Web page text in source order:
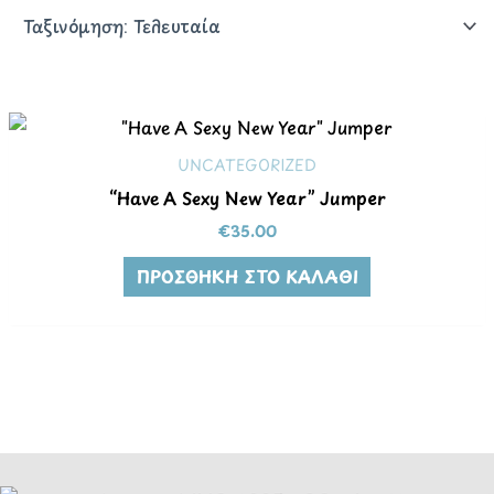
UNCATEGORIZED
“Have A Sexy New Year” Jumper
€35.00
ΠΡΟΣΘΉΚΗ ΣΤΟ ΚΑΛΆΘΙ